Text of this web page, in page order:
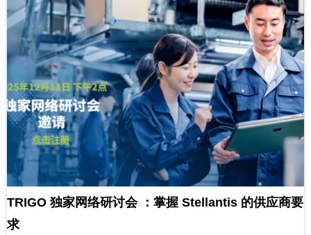
TRIGO 独家网络研讨会 ：掌握 Stellantis 的供应商要
求